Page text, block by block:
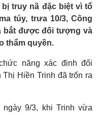
làm
đảo
truy nã đặc biệt vì tổ
túy, trưa 10/3, Công
bắt được đối tượng và
thẩm quyền.
năng xác định đối
Hiền Trinh đã trốn ra
ngày 9/3, khi Trinh vừa